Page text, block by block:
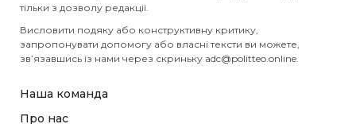
тільки з дозволу редакції.
Висловити подяку або конструктивну критику,
запропонувати допомогу або власні тексти ви можете,
зв’язавшись із нами через скриньку adc@politteo.online
Наша команда
Про нас